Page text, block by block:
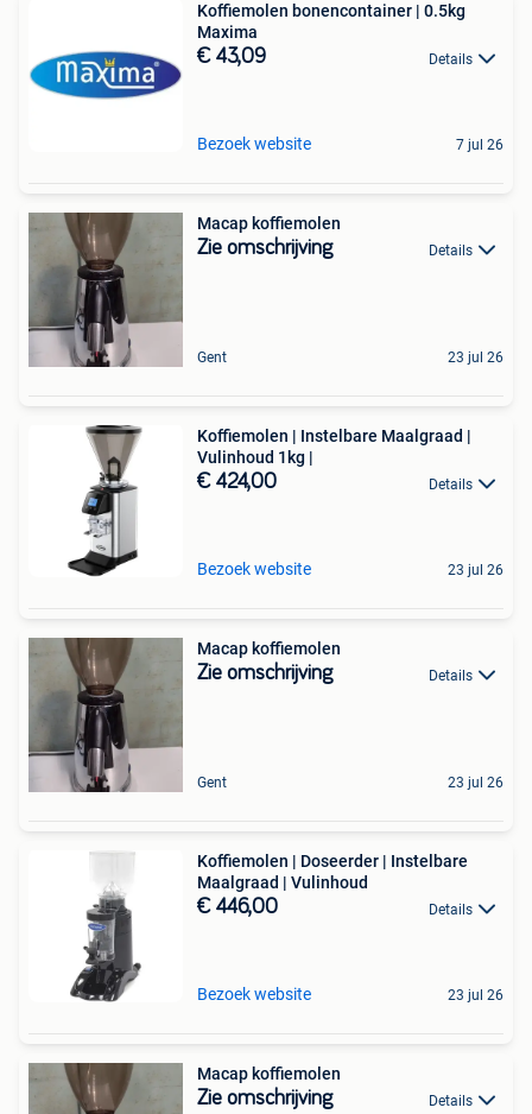
Koffiemolen bonencontainer | 0.5kg
Maxima
€ 43,09 Details
Bezoek website 7 jul 26
Macap koffiemolen
Zie omschrijving Details
Gent 23 jul 26
Koffiemolen | Instelbare Maalgraad |
Vulinhoud 1kg |
€ 424,00 Details
Bezoek website 23 jul 26
Macap koffiemolen
Zie omschrijving Details
Gent 23 jul 26
Koffiemolen | Doseerder | Instelbare
Maalgraad | Vulinhoud
€ 446,00 Details
Bezoek website 23 jul 26
Macap koffiemolen
Zie omschrijving Details